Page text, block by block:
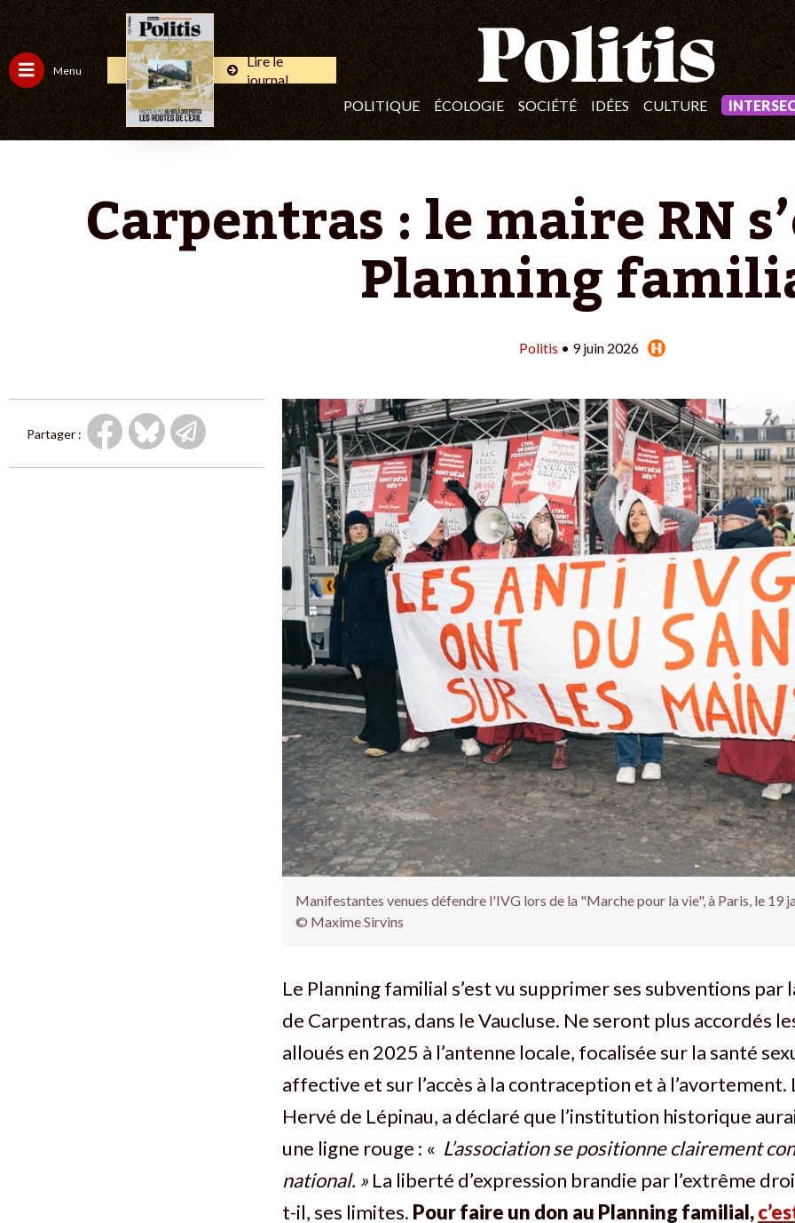
Menu
Lire le
journal
POLITIQUE
ÉCOLOGIE SOCIÉTÉ IDÉES CULTURE
Carpentras : le maire RN
Planning
Politis • 9 juin 2026
Partager :
Manifestantes venues défendre l'IVG lors de la "Marche pour la vie", à Paris, le 19
© Maxime Sirvins
Le Planning familial s’est vu supprimer ses subventions par
de Carpentras, dans le Vaucluse. Ne seront plus accordés
alloués en 2025 à l’antenne locale, focalisée sur la santé
affective et sur l’accès à la contraception et à l’avortement.
Hervé de Lépinau, a déclaré que l’institution historique
une ligne rouge : « L’association se positionne clairement
national. » La liberté d’expression brandie par l’extrême
t-il, ses limites. Pour faire un don au Planning familial,